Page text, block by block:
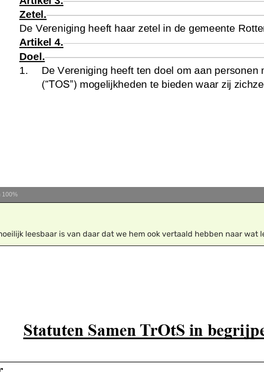
100%
leesbaar is van daar dat we hem ook vertaald hebben naar wat